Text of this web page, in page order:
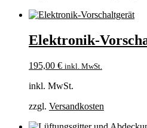
Elektronik-
195,00 € inkl. MwSt.
inkl. MwSt.
zzgl. Versandkosten